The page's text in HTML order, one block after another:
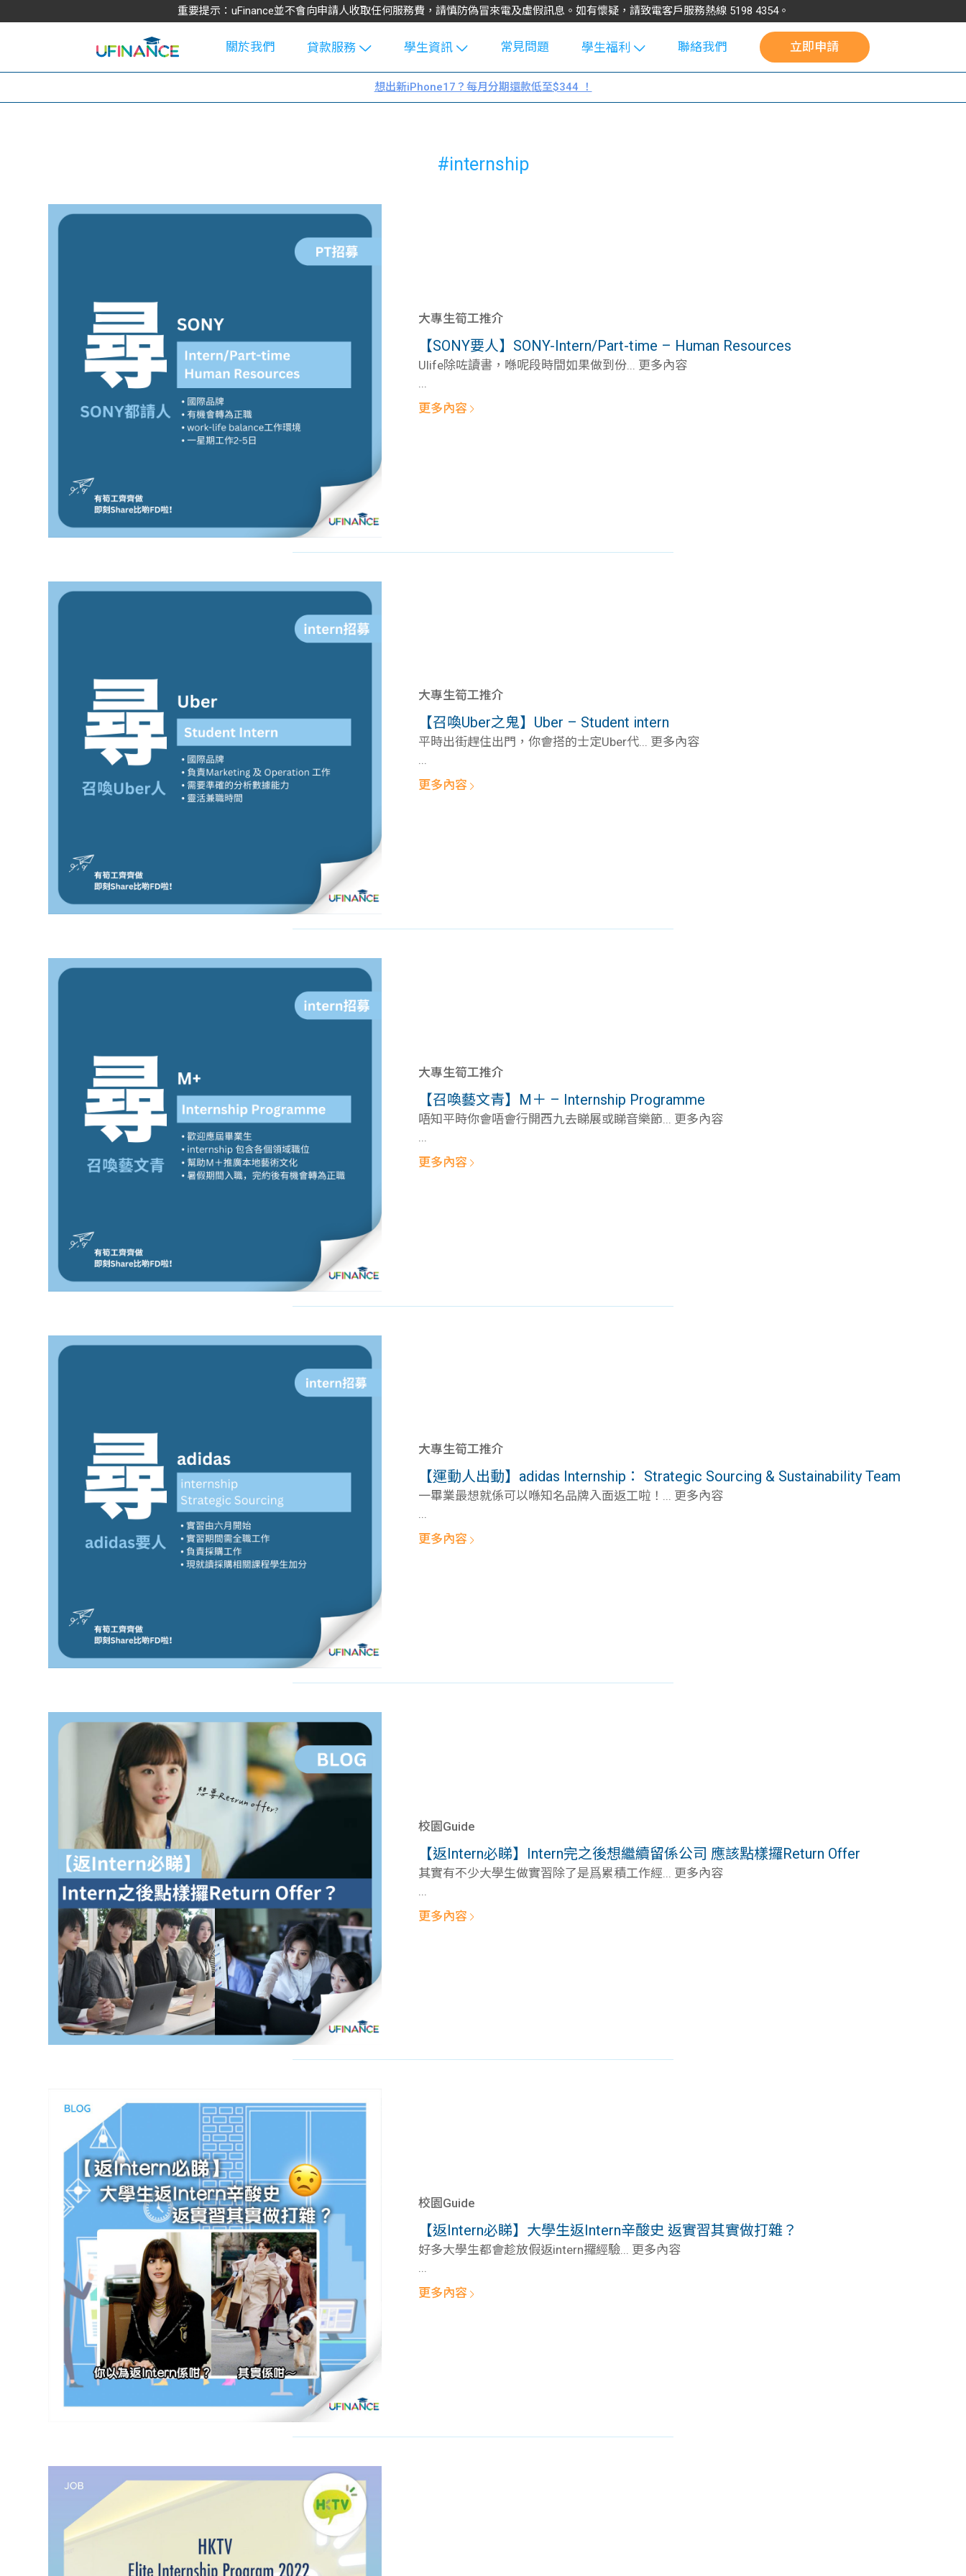
重要提示：uFinance並不會向申請人收取任何服務費，請慎防偽冒來電及虛假訊息。如有懷疑，請致電客戶服務熱線 5198 4354。
關於我們
貸款服務
學生貸款
貸款
貸款計數
機
學生資訊
Blog
大專生筍
Guide
學生貸款
101
常見問題
學生福利
uFinance 校
園贊助
聯絡我們 立即申請
想出新iPhone17？每月分期還款低至$344 ！
#internship
大專生筍工推介
【SONY要人】SONY-Intern/Part-time – Human Resources
Ulife除咗讀書，喺呢段時間如果做到份... 更多內容
更多內容
大專生筍工推介
【召喚Uber之鬼】Uber – Student intern
平時出街趕住出門，你會搭的士定Uber代... 更多內容
...
更多內容
大專生筍工推介
【召喚藝文青】M＋ – Internship Programme
唔知平時你會唔會行開西九去睇展或睇音樂節... 更多內容
更多內容
大專生筍工推介
【運動人出動】adidas Internship： Strategic Sourcing & Sustainability Team
一畢業最想就係可以喺知名品牌入面返工啦！... 更多內容
...
更多內容
校園Guide
【返Intern必睇】Intern完之後想繼續留係公司 應該點樣攞Return Offer
其實有不少大學生做實習除了是爲累積工作經... 更多內容
更多內容
校園Guide
【返Intern必睇】大學生返Intern辛酸史 返實習其實做打雜？
好多大學生都會趁放假返intern攞經驗... 更多內容
...
更多內容